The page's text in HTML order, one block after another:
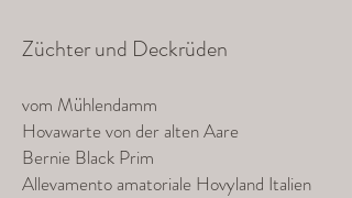
Züchter und Deckrüden
vom Mühlendamm
Hovawarte von der alten Aare
Bernie Black Prim
Allevamento amatoriale Hovyland Italien